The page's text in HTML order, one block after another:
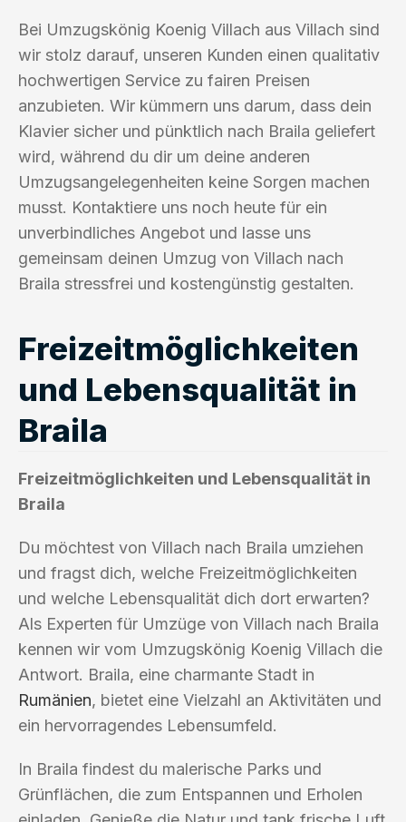
Bei Umzugskönig Koenig Villach aus Villach sind
wir stolz darauf, unseren Kunden einen qualitativ
hochwertigen Service zu fairen Preisen
anzubieten. Wir kümmern uns darum, dass dein
Klavier sicher und pünktlich nach Braila geliefert
wird, während du dir um deine anderen
Umzugsangelegenheiten keine Sorgen machen
musst. Kontaktiere uns noch heute für ein
unverbindliches Angebot und lasse uns
gemeinsam deinen Umzug von Villach nach
Braila stressfrei und kostengünstig gestalten.
Freizeitmöglichkeiten
und Lebensqualität in
Braila
Freizeitmöglichkeiten und Lebensqualität in
Braila
Du möchtest von Villach nach Braila umziehen
und fragst dich, welche Freizeitmöglichkeiten
und welche Lebensqualität dich dort erwarten?
Als Experten für Umzüge von Villach nach Braila
kennen wir vom Umzugskönig Koenig Villach die
Antwort. Braila, eine charmante Stadt in
Rumänien, bietet eine Vielzahl an Aktivitäten und
ein hervorragendes Lebensumfeld.
In Braila findest du malerische Parks und
Grünflächen, die zum Entspannen und Erholen